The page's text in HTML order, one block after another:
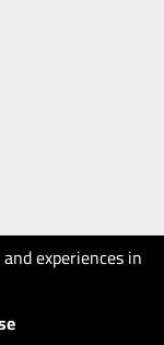
experiences in